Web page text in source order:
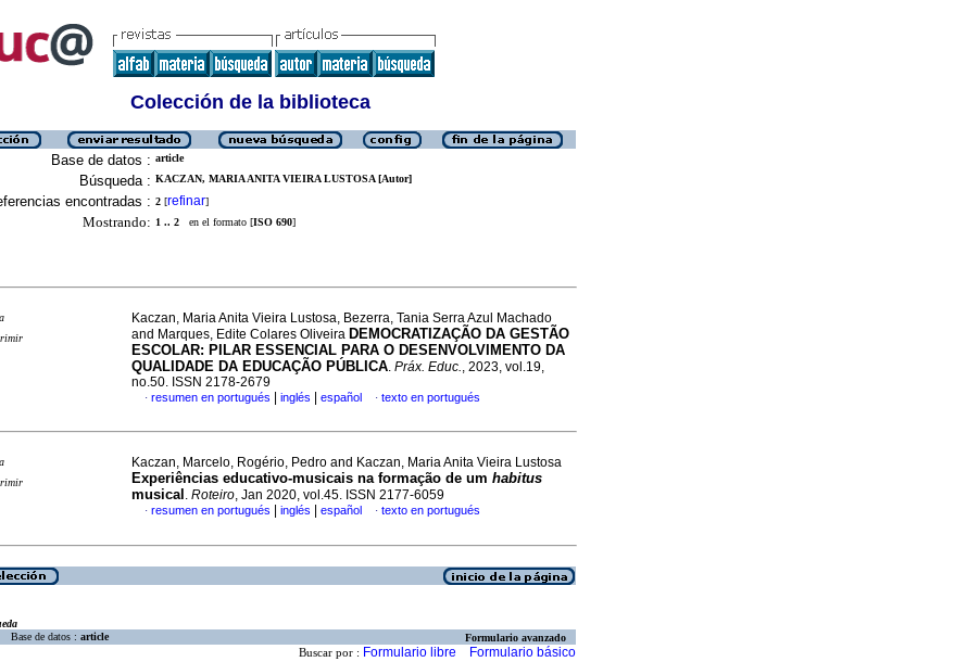
Colección de la biblioteca
Base de datos : article
Búsqueda : KACZAN, MARIA ANITA VIEIRA LUSTOSA [Autor]
encontradas : 2 [refinar]
Mostrando: 1 .. 2 en el formato [ISO 690]
Kaczan, Maria Anita Vieira Lustosa, Bezerra, Tania Serra Azul Machado
and Marques, Edite Colares Oliveira DEMOCRATIZAÇÃO DA GESTÃO
ESCOLAR: PILAR ESSENCIAL PARA O DESENVOLVIMENTO DA
QUALIDADE DA EDUCAÇÃO PÚBLICA. Práx. Educ., 2023, vol.19,
no.50. ISSN 2178-2679
· resumen en portugués inglés español · texto en portugués
Kaczan, Marcelo, Rogério, Pedro and Kaczan, Maria Anita Vieira Lustosa
Experiências educativo-musicais na formação de um habitus
musical . Roteiro, Jan 2020, vol.45. ISSN 2177-6059
· resumen en portugués inglés español · texto en portugués
Base de datos : article Formulario avanzado
Buscar por : Formulario libre Formulario básico